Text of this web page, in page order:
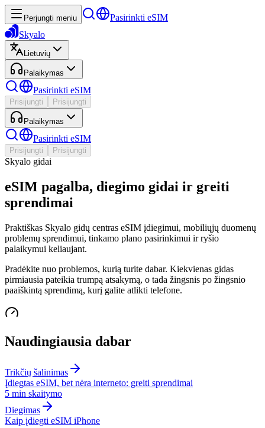
Perjungti meniu
Pasirinkti eSIM
Skyalo
Lietuvių
Palaikymas
Pasirinkti eSIM
Prisijungti Prisijungti
Palaikymas
Pasirinkti eSIM
Prisijungti Prisijungti
Skyalo gidai
eSIM pagalba, diegimo gidai ir greiti
sprendimai
Praktiškas Skyalo gidų centras eSIM įdiegimui, mobiliųjų duomenų
problemų sprendimui, tinkamo plano pasirinkimui ir ryšio
palaikymui keliaujant.
Pradėkite nuo problemos, kurią turite dabar. Kiekvienas gidas
pirmiausia pateikia trumpą atsakymą, o tada žingsnis po žingsnio
paaiškintą sprendimą, kurį galite atlikti telefone.
Naudingiausia dabar
Trikčių šalinimas
Įdiegtas eSIM, bet nėra interneto: greiti sprendimai
5 min skaitymo
Diegimas
Kaip įdiegti eSIM iPhone